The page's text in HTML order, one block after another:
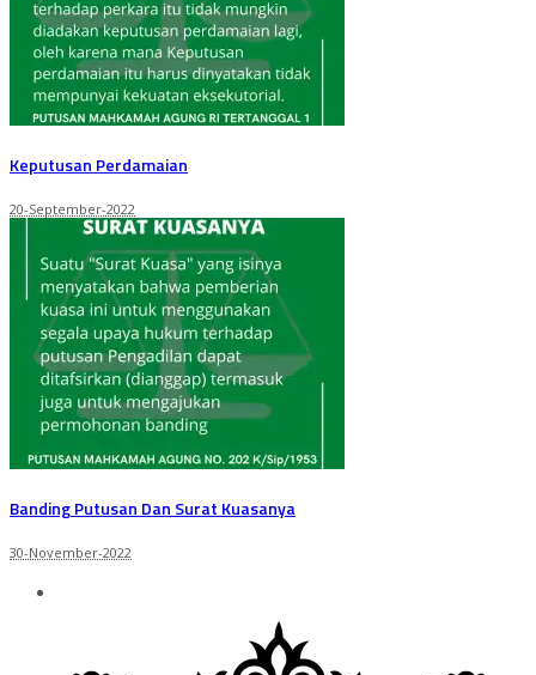
Keputusan Perdamaian
20-September-2022
Banding Putusan Dan Surat Kuasanya
30-November-2022